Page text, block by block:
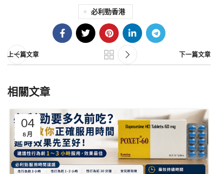
必利勁香港
上一篇文章 下一篇文章
相關文章
04
8 月